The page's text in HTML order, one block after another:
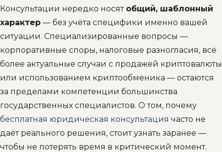
Консультации нередко носят общий, шаблонный
характер — без учёта специфики именно вашей
ситуации. Специализированные вопросы —
корпоративные споры, налоговые разногласия, всё
более актуальные случаи с продажей криптовалюты
или использованием криптообменика — остаются
за пределами компетенции большинства
государственных специалистов. О том, почему
бесплатная юридическая консультация часто не
даёт реального решения, стоит узнать заранее —
чтобы не потерять время в критический момент.